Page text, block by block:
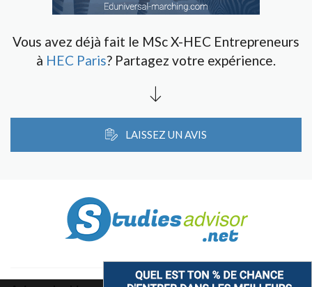
Vous avez déjà fait le MSc X-HEC Entrepreneurs
à HEC Paris? Partagez votre expérience.
LAISSEZ UN AVIS